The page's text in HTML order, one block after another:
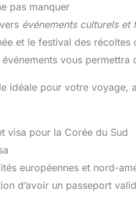
pas manquer
événements culturels et
et le festival des
vous
idéale pour votre voyage,
visa pour la Corée du Sud
européennes et nord-
d’avoir un passeport